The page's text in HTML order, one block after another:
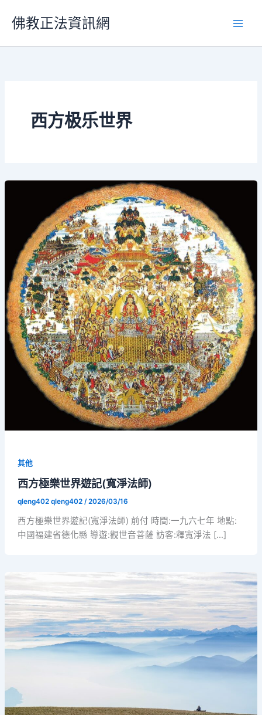
要
佛教正法資訊網
西方极乐世界
其他
西方極樂世界遊記(寬淨法師)
qleng402 qleng402 /2026/03/16
西方極樂世界遊記(寬淨法師) 前付 時間:一九六七年 地點:
中國福建省德化縣 導遊:觀世音菩薩 訪客:釋寬淨法 […]